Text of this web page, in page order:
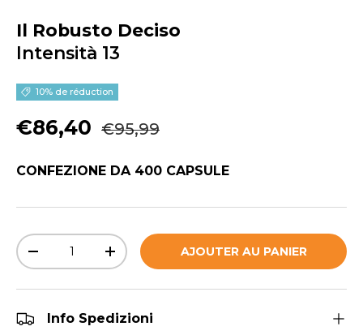
Il Robusto Deciso
Intensità 13
10% de réduction
Prix soldé
€86,40 Prix habituel
€95,99
CONFEZIONE DA 400 CAPSULE
Qté
DIMINUER LA QUANTITÉAUGMENTER LA QUANTITÉ
AJOUTER AU PANIER
Info Spedizioni